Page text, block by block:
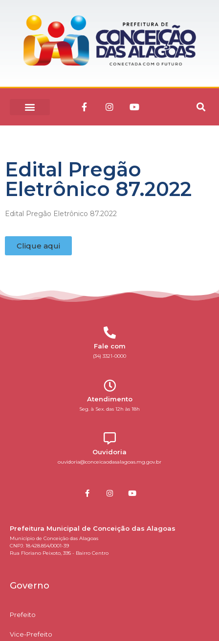
Edital Pregão
Eletrônico 87.2022
Edital Pregão Eletrônico 87.2022
Clique aqui
Fale com
(34) 3321-0000
Atendimento
Seg. à Sex. das 12h às 18h
Ouvidoria
ouvidoria@conceicaodasalagoas.mg.gov.br
Prefeitura Municipal de Conceição das Alagoas
Município de Conceição das Alagoas
CNPJ: 18.428.854/0001-39
Rua Floriano Peixoto, 395 - Bairro Centro
Governo
Prefeito
Vice-Prefeito